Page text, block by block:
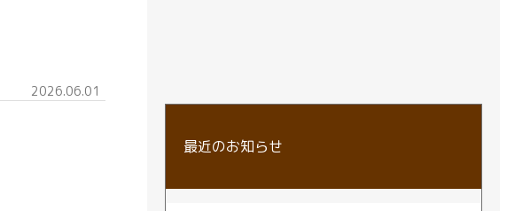
2026.06.01
最近のお知らせ